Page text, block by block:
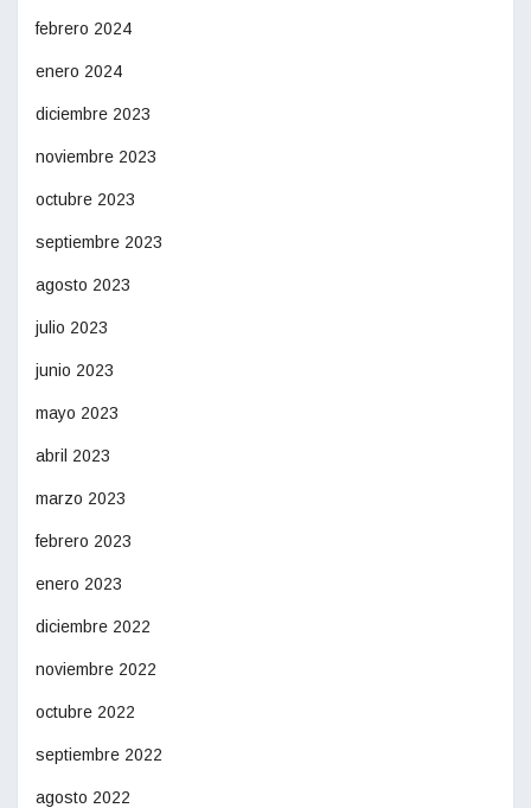
febrero 2024
enero 2024
diciembre 2023
noviembre 2023
octubre 2023
septiembre 2023
agosto 2023
julio 2023
junio 2023
mayo 2023
abril 2023
marzo 2023
febrero 2023
enero 2023
diciembre 2022
noviembre 2022
octubre 2022
septiembre 2022
agosto 2022